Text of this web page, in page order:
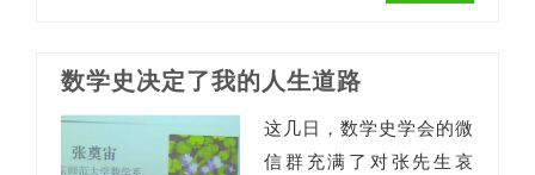
数学史决定了我的人生道路
这几日，数学史学会的微
信群充满了对张先生哀